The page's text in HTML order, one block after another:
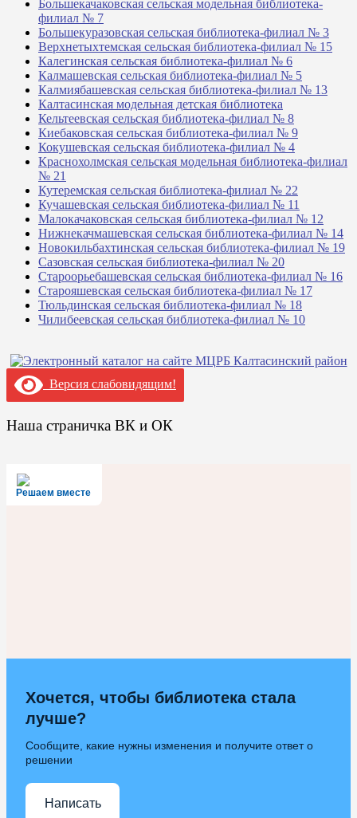
Большекачаковская сельская модельная библиотека-
филиал № 7
Большекуразовская сельская библиотека-филиал № 3
Верхнетыхтемская сельская библиотека-филиал № 15
Калегинская сельская библиотека-филиал № 6
Калмашевская сельская библиотека-филиал № 5
Калмиябашевская сельская библиотека-филиал № 13
Калтасинская модельная детская библиотека
Кельтеевская сельская библиотека-филиал № 8
Киебаковская сельская библиотека-филиал № 9
Кокушевская сельская библиотека-филиал № 4
Краснохолмская сельская модельная библиотека-филиал
№ 21
Кутеремская сельская библиотека-филиал № 22
Кучашевская сельская библиотека-филиал № 11
Малокачаковская сельская библиотека-филиал № 12
Нижнекачмашевская сельская библиотека-филиал № 14
Новокильбахтинская сельская библиотека-филиал № 19
Сазовская сельская библиотека-филиал № 20
Староорьебашевская сельская библиотека-филиал № 16
Старояшевская сельская библиотека-филиал № 17
Тюльдинская сельская библиотека-филиал № 18
Чилибеевская сельская библиотека-филиал № 10
Версия слабовидящим!
Наша страничка ВК и ОК
Решаем вместе
Хочется, чтобы библиотека стала
лучше?
Сообщите, какие нужны изменения и получите ответ о
решении
Написать